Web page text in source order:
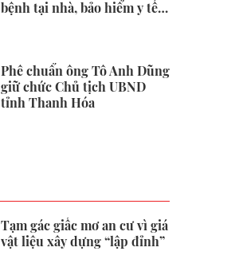
bệnh tại nhà, bảo hiểm y tế
Phê chuẩn ông Tô Anh Dũng
giữ chức Chủ tịch UBND
tỉnh Thanh Hóa
Tạm gác giấc mơ an cư vì giá
vật liệu xây dựng “lập đỉnh”